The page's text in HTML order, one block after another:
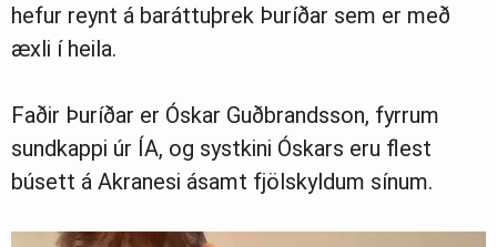
hefur reynt á baráttuþrek Þuríðar sem er með
æxli í heila.
Faðir Þuríðar er Óskar Guðbrandsson, fyrrum
sundkappi úr ÍA, og systkini Óskars eru flest
búsett á Akranesi ásamt fjölskyldum sínum.